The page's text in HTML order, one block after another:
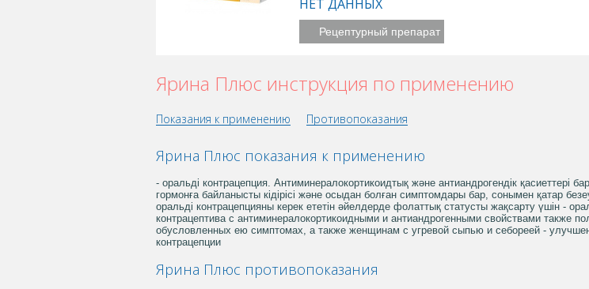
НЕТ ДАННЫХ
Рецептурный препарат
Ярина Плюс инструкция по применению
Показания к применению Противопоказания
Ярина Плюс показания к применению
- оральді контрацепция. Антиминералокортикоидтық және антиандрогендік қасиеттері
гормонға байланысты кідірісі және осыдан болған симптомдары бар, сонымен қатар
оральді контрацепцияны керек ететін әйелдерде фолаттық статусты жақсарту үшін -
контрацептива с антиминералокортикоидными и антиандрогенными свойствами также
обусловленных ею симптомах, а также женщинам с угревой сыпью и себореей -
контрацепции
Ярина Плюс противопоказания